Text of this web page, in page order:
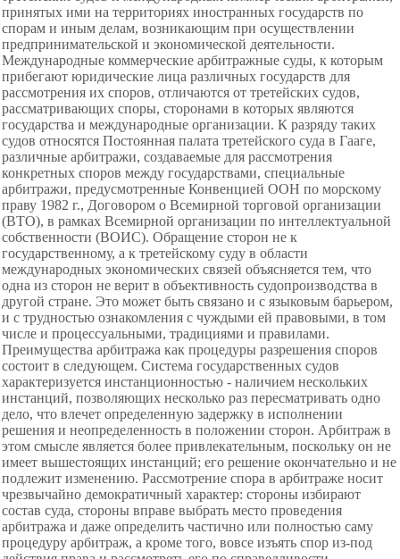
принятых ими на территориях иностранных государств по
спорам и иным делам, возникающим при осуществлении
предпринимательской и экономической деятельности.
Международные коммерческие арбитражные суды, к которым
прибегают юридические лица различных государств для
рассмотрения их споров, отличаются от третейских судов,
рассматривающих споры, сторонами в которых являются
государства и международные организации. К разряду таких
судов относятся Постоянная палата третейского суда в Гааге,
различные арбитражи, создаваемые для рассмотрения
конкретных споров между государствами, специальные
арбитражи, предусмотренные Конвенцией ООН по морскому
праву 1982 г., Договором о Всемирной торговой организации
(ВТО), в рамках Всемирной организации по интеллектуальной
собственности (ВОИС). Обращение сторон не к
государственному, а к третейскому суду в области
международных экономических связей объясняется тем, что
одна из сторон не верит в объективность судопроизводства в
другой стране. Это может быть связано и с языковым барьером,
и с трудностью ознакомления с чуждыми ей правовыми, в том
числе и процессуальными, традициями и правилами.
Преимущества арбитража как процедуры разрешения споров
состоит в следующем. Система государственных судов
характеризуется инстанционностью - наличием нескольких
инстанций, позволяющих несколько раз пересматривать одно
дело, что влечет определенную задержку в исполнении
решения и неопределенность в положении сторон. Арбитраж в
этом смысле является более привлекательным, поскольку он не
имеет вышестоящих инстанций; его решение окончательно и не
подлежит изменению. Рассмотрение спора в арбитраже носит
чрезвычайно демократичный характер: стороны избирают
состав суда, стороны вправе выбрать место проведения
арбитража и даже определить частично или полностью саму
процедуру арбитраж, а кроме того, вовсе изъять спор из-под